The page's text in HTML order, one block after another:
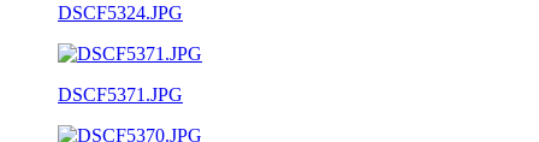
DSCF5324.JPG
DSCF5371.JPG